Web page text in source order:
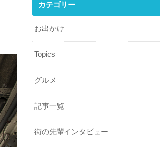
カテゴリー
お出かけ
Topics
グルメ
記事一覧
街の先輩インタビュー